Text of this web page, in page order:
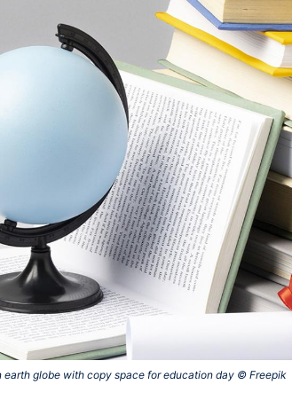
globe with copy space for education day © Freepik‎